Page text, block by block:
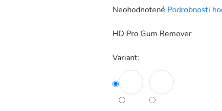
Priemerné
produktu
0,0
5
hviezdičiek.
Neohodnotené Podrobnosti
HD Pro Gum Remover
Variant: